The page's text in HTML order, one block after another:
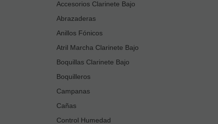
Accesorios Clarinete Bajo
Abrazaderas
Anillos Fónicos
Atril Marcha Clarinete Bajo
Boquillas Clarinete Bajo
Boquilleros
Campanas
Cañas
Control Humedad